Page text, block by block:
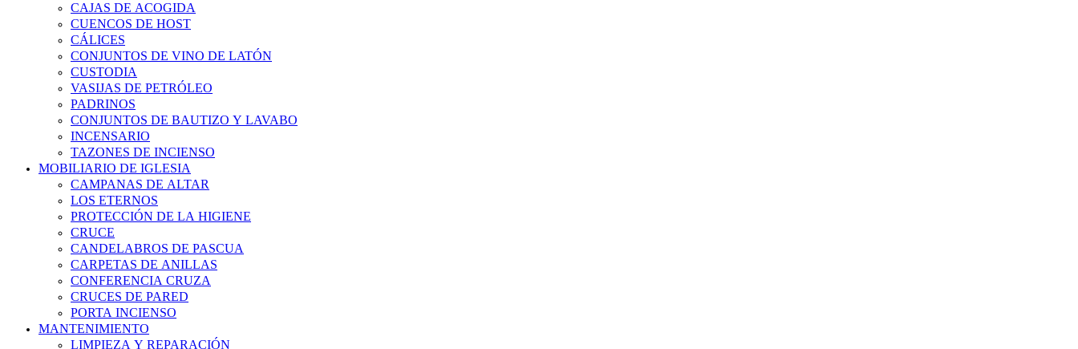
CAJAS DE ACOGIDA
CUENCOS DE HOST
CÁLICES
CONJUNTOS DE VINO DE LATÓN
CUSTODIA
VASIJAS DE PETRÓLEO
PADRINOS
CONJUNTOS DE BAUTIZO Y LAVABO
INCENSARIO
TAZONES DE INCIENSO
MOBILIARIO DE IGLESIA
CAMPANAS DE ALTAR
LOS ETERNOS
PROTECCIÓN DE LA HIGIENE
CRUCE
CANDELABROS DE PASCUA
CARPETAS DE ANILLAS
CONFERENCIA CRUZA
CRUCES DE PARED
PORTA INCIENSO
MANTENIMIENTO
LIMPIEZA Y REPARACIÓN